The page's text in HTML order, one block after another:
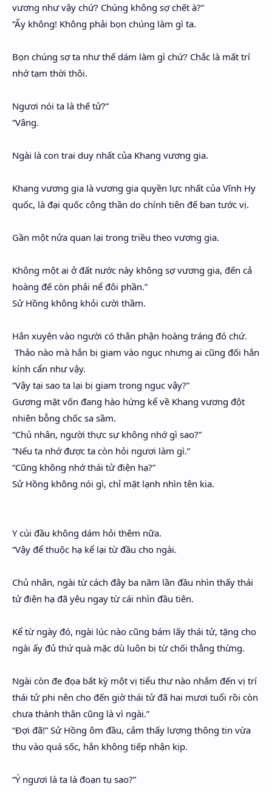
vương như vậy chứ? Chúng không sợ chết à?”
“Ấy không! Không phải bọn chúng làm gì ta.
Bọn chúng sợ ta như thế dám làm gì chứ? Chắc là mất trí
nhớ tạm thời thôi.
Ngươi nói ta là thế tử?”
“Vâng.
Ngài là con trai duy nhất của Khang vương gia.
Khang vương gia là vương gia quyền lực nhất của Vĩnh Hy
quốc, là đại quốc công thần do chính tiên đế ban tước vị.
Gần một nửa quan lại trong triều theo vương gia.
Không một ai ở đất nước này không sợ vương gia, đến cả
hoàng đế còn phải nể đôi phần.”
Sử Hồng không khỏi cười thầm.
Hắn xuyên vào người có thân phận hoàng tráng đó chứ.
Thảo nào mà hắn bị giam vào ngục nhưng ai cũng đối hắn
kính cẩn như vậy.
“Vậy tại sao ta lại bị giam trong ngục vậy?”
Gương mặt vốn đang hào hứng kể về Khang vương đột
nhiên bỗng chốc sa sầm.
“Chủ nhân, người thực sự không nhớ gì sao?”
“Nếu ta nhớ được ta còn hỏi ngươi làm gì.”
“Cũng không nhớ thái tử điện hạ?”
Sử Hồng không nói gì, chỉ mặt lạnh nhìn tên kia.
Y cúi đầu không dám hỏi thêm nữa.
“Vậy để thuộc hạ kể lại từ đầu cho ngài.
Chủ nhân, ngài từ cách đây ba năm lần đầu nhìn thấy thái
tử điện hạ đã yêu ngay từ cái nhìn đầu tiên.
Kể từ ngày đó, ngài lúc nào cũng bám lấy thái tử, tặng cho
ngài ấy đủ thứ quà mặc dù luôn bị từ chối thẳng thừng.
Ngài còn đe đọa bất kỳ một vị tiểu thư nào nhắm đến vị trí
thái tử phi nên cho đến giờ thái tử đã hai mươi tuổi rồi còn
chưa thành thân cũng là vì ngài.”
“Đợi đã!” Sử Hồng ôm đầu, cảm thấy lượng thông tin vừa
thu vào quá sốc, hắn không tiếp nhận kịp.
“Ý ngươi là ta là đoạn tụ sao?”